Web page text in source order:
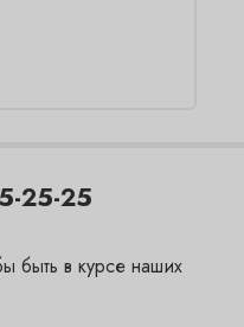
25-25
быть в курсе наших